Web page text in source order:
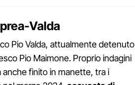
Valda
Pio Valda, attualmente detenuto
Pio Maimone. Proprio indagini
anche finito in manette, tra i